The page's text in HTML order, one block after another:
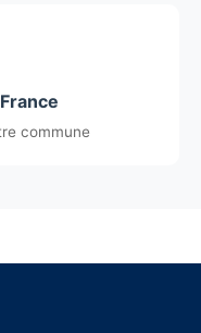
commune